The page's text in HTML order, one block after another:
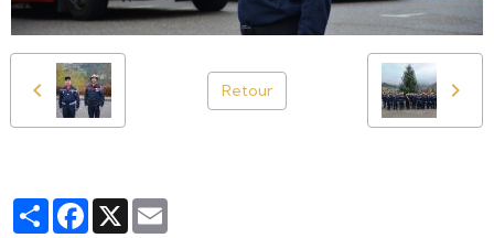
Retour
PartagerFacebook
X